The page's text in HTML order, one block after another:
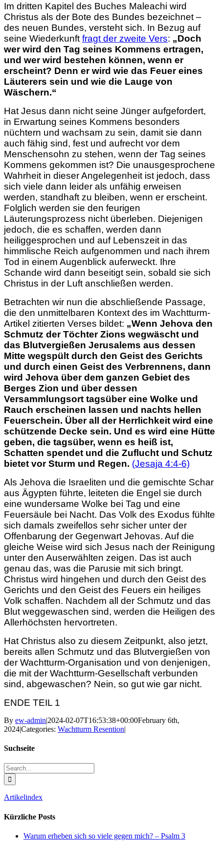
Im dritten Kapitel des Buches Maleachi wird
Christus als der Bote des Bundes bezeichnet –
des neuen Bundes, versteht sich. In Bezug auf
seine Wiederkunft fragt der zweite Vers: „Doch
wer wird den Tag seines Kommens ertragen,
und wer wird bestehen können, wenn er
erscheint? Denn er wird wie das Feuer eines
Läuterers sein und wie die Lauge von
Wäschern.“
Hat Jesus dann nicht seine Jünger aufgefordert,
in Erwartung seines Kommens besonders
nüchtern und wachsam zu sein, damit sie dann
auch fähig sind, fest und aufrecht vor dem
Menschensohn zu stehen, wenn der Tag seines
Kommens gekommen ist? Die unausgesprochene
Wahrheit in dieser Angelegenheit ist jedoch, dass
sich viele dann leider als unfähig erweisen
werden, standhaft zu bleiben, wenn er erscheint.
Folglich werden sie den feurigen
Läuterungsprozess nicht überleben. Diejenigen
jedoch, die es schaffen, werden dann
heiliggesprochen und auf Lebenszeit in das
himmlische Reich aufgenommen und nach ihrem
Tod in einem Augenblick auferweckt. Ihre
Schande wird dann beseitigt sein, sobald sie sich
Christus in der Luft anschließen werden.
Betrachten wir nun die abschließende Passage,
die den unmittelbaren Kontext des im Wachtturm-
Artikel zitierten Verses bildet: „Wenn Jehova den
Schmutz der Töchter Zions wegwäscht und
das Blutvergießen Jerusalems aus dessen
Mitte wegspült durch den Geist des Gerichts
und durch einen Geist des Verbrennens, dann
wird Jehova über dem ganzen Gebiet des
Berges Zion und über dessen
Versammlungsort tagsüber eine Wolke und
Rauch erscheinen lassen und nachts hellen
Feuerschein. Über all der Herrlichkeit wird eine
schützende Decke sein. Und es wird eine Hütte
geben, die tagsüber, wenn es heiß ist,
Schatten spendet und die Zuflucht und Schutz
bietet vor Sturm und Regen. (Jesaja 4:4-6)
Als Jehova die Israeliten und die gemischte Schar
aus Ägypten führte, leiteten die Engel sie durch
eine wundersame Wolke bei Tag und eine
Feuersäule bei Nacht. Das Volk des Exodus fühlte
sich damals zweifellos sehr sicher unter der
Offenbarung der Gegenwart Jehovas. Auf die
gleiche Weise wird sich Jesus nach der Reinigung
unter den Auserwählten zeigen. Das ist auch
genau das, was die Parusie mit sich bringt.
Christus wird hingehen und durch den Geist des
Gerichts und den Geist des Feuers ein heiliges
Volk schaffen. Nachdem all der Schmutz und das
Blut weggewaschen sind, werden die Heiligen des
Allerhöchsten hervortreten.
Hat Christus also zu diesem Zeitpunkt, also jetzt,
bereits allen Schmutz und das Blutvergießen von
der Wachtturm-Organisation und von denjenigen,
die mit der Wachtturm-Gesellschaft verbunden
sind, abgewaschen? Nein, so gut wie gar nicht.
ENDE TEIL 1
By ew-admin|2024-02-07T16:53:38+00:00February 6th,
2024|Categories: Wachtturm Resention|
Suchseite
Search
for:
Artikelindex
Kürzliche Posts
Warum erheben sich so viele gegen mich? – Psalm 3